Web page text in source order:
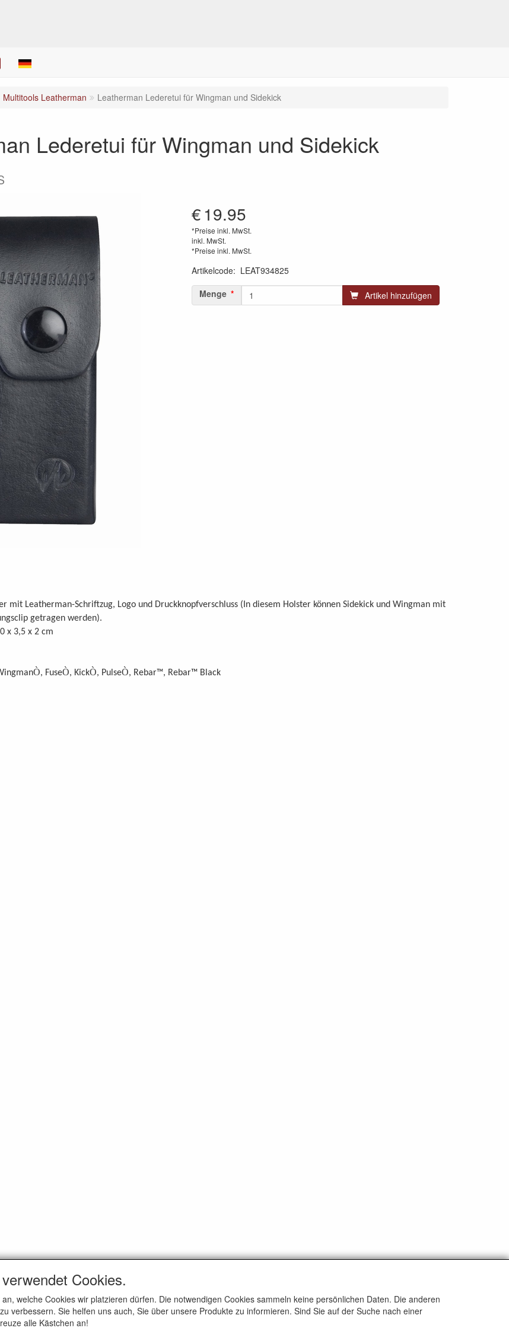
Multitools Leatherman Leatherman Lederetui für Wingman und Sidekick
Lederetui für Wingman und Sidekick
€19.95
*Preise inkl. MwSt.
inkl. MwSt.
*Preise inkl. MwSt.
Artikelcode: LEAT934825
Menge
Artikel hinzufügen
mit Leatherman-Schriftzug, Logo und Druckknopfverschluss (In diesem Holster können Sidekick und Wingman mit
getragen werden).
x 3,5 x 2 cm
Ò, FuseÒ, KickÒ, PulseÒ, Rebar™, Rebar™ Black
Cookies.
welche Cookies wir platzieren dürfen. Die notwendigen Cookies sammeln keine persönlichen Daten. Die anderen
verbessern. Sie helfen uns auch, Sie über unsere Produkte zu informieren. Sind Sie auf der Suche nach einer
alle Kästchen an!